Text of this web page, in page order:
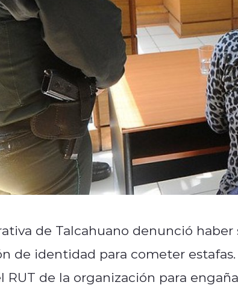
de Talcahuano denunció
de identidad para cometer
RUT de la organización para